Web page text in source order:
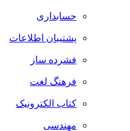
حسابداری
پشتیبان اطلاعات
فشرده ساز
فرهنگ لغت
کتاب الکترونیک
مهندسی